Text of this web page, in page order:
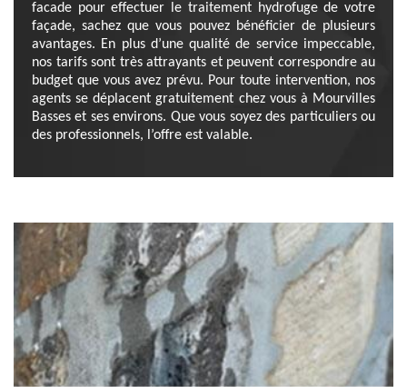
facade pour effectuer le traitement hydrofuge de votre
façade, sachez que vous pouvez bénéficier de plusieurs
avantages. En plus d’une qualité de service impeccable,
nos tarifs sont très attrayants et peuvent correspondre au
budget que vous avez prévu. Pour toute intervention, nos
agents se déplacent gratuitement chez vous à Mourvilles
Basses et ses environs. Que vous soyez des particuliers ou
des professionnels, l’offre est valable.